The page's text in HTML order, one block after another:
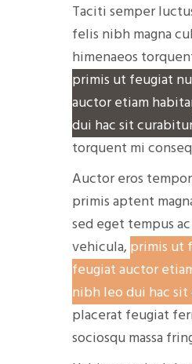
Taciti semper
felis nibh magna
himenaeos
primis ut feugiat
auctor etiam
dui hac sit
torquent mi
Auctor eros
primis aptent
sed eget tempus
vehicula,primis ut
feugiat auctor
nibh leo dui hac
placerat feugiat
sociosqu massa